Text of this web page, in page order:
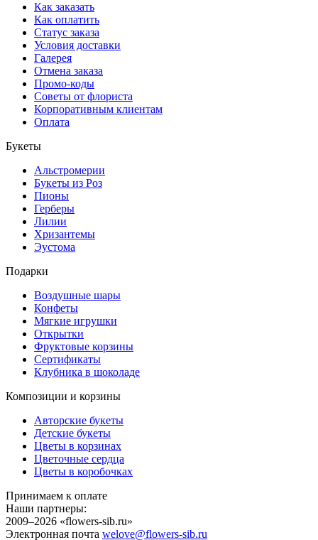
Как заказать
Как оплатить
Статус заказа
Условия доставки
Галерея
Отмена заказа
Промо-коды
Советы от флориста
Корпоративным клиентам
Оплата
Букеты
Альстромерии
Букеты из Роз
Пионы
Герберы
Лилии
Хризантемы
Эустома
Подарки
Воздушные шары
Конфеты
Мягкие игрушки
Открытки
Фруктовые корзины
Сертификаты
Клубника в шоколаде
Композиции и корзины
Авторские букеты
Детские букеты
Цветы в корзинах
Цветочные сердца
Цветы в коробочках
Принимаем к оплате
Наши партнеры:
2009–2026 «flowers-sib.ru»
Электронная почта welove@flowers-sib.ru